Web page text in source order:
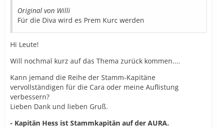
Original von Willi
Für die Diva wird es Prem Kurc werden
Hi Leute!
Will nochmal kurz auf das Thema zurück kommen....
Kann jemand die Reihe der Stamm-Kapitäne
vervollständigen für die Cara oder meine Auflistung
verbessern?
Lieben Dank und lieben Gruß.
- Kapitän Hess ist Stammkapitän auf der AURA.